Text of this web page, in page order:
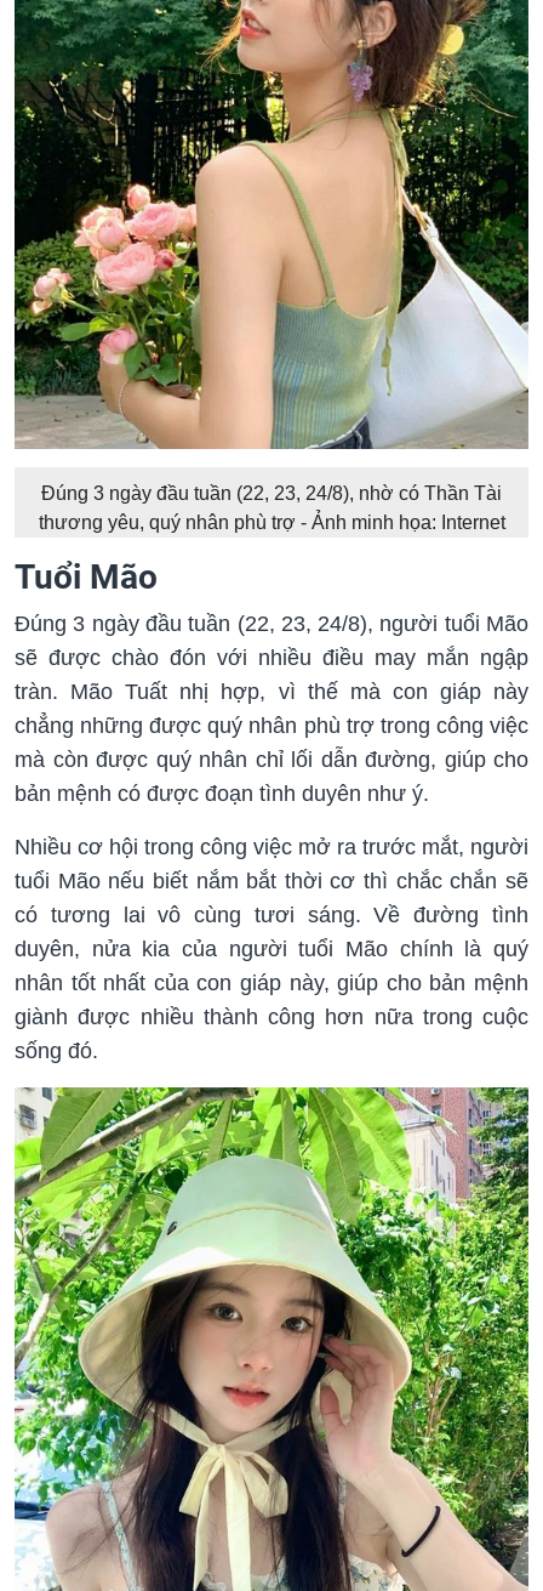
Đúng 3 ngày đầu tuần (22, 23, 24/8), nhờ có Thần Tài
thương yêu, quý nhân phù trợ - Ảnh minh họa: Internet
Tuổi Mão
Đúng 3 ngày đầu tuần (22, 23, 24/8), người tuổi Mão
sẽ được chào đón với nhiều điều may mắn ngập
tràn. Mão Tuất nhị hợp, vì thế mà con giáp này
chẳng những được quý nhân phù trợ trong công việc
mà còn được quý nhân chỉ lối dẫn đường, giúp cho
bản mệnh có được đoạn tình duyên như ý.
Nhiều cơ hội trong công việc mở ra trước mắt, người
tuổi Mão nếu biết nắm bắt thời cơ thì chắc chắn sẽ
có tương lai vô cùng tươi sáng. Về đường tình
duyên, nửa kia của người tuổi Mão chính là quý
nhân tốt nhất của con giáp này, giúp cho bản mệnh
giành được nhiều thành công hơn nữa trong cuộc
sống đó.